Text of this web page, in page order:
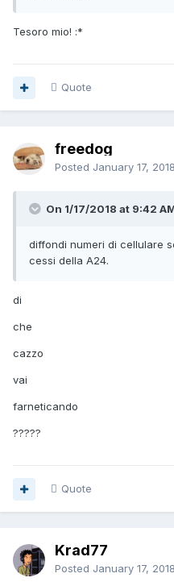
Tesoro mio! :*
Quote
freedog
Posted January 17, 2018
On 1/17/2018 at 9:42
diffondi numeri di cellulare
cessi della A24.
di
che
cazzo
vai
farneticando
?????
Quote
Krad77
Posted January 17, 2018